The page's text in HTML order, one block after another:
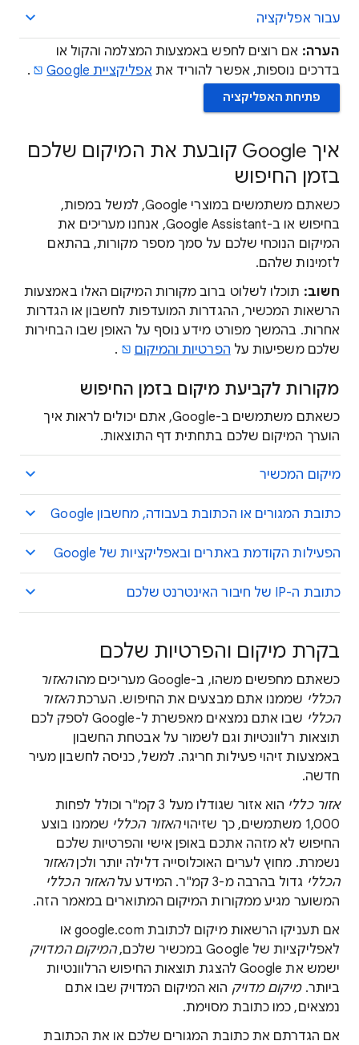
עבור אפליקציה
הערה: אם רוצים לחפש באמצעות המצלמה והקול או
בדרכים נוספות, אפשר להוריד את אפליקציית Google .
פתיחת האפליקציה
איך Google קובעת את המיקום שלכם
בזמן החיפוש
כשאתם משתמשים במוצרי Google, למשל במפות,
בחיפוש או ב-Google Assistant, אנחנו מעריכים את
המיקום הנוכחי שלכם על סמך מספר מקורות, בהתאם
לזמינות שלהם.
חשוב: תוכלו לשלוט ברוב מקורות המיקום האלו באמצעות
הרשאות המכשיר, ההגדרות המועדפות לחשבון או הגדרות
אחרות. בהמשך מפורט מידע נוסף על האופן שבו הבחירות
שלכם משפיעות על הפרטיות והמיקום .
מקורות לקביעת מיקום בזמן החיפוש
כשאתם משתמשים ב-Google, אתם יכולים לראות איך
הוערך המיקום שלכם בתחתית דף התוצאות.
מיקום המכשיר
כתובת המגורים או הכתובת בעבודה, מחשבון Google
הפעילות הקודמת באתרים ובאפליקציות של Google
כתובת ה-IP של חיבור האינטרנט שלכם
בקרת מיקום והפרטיות שלכם
כשאתם מחפשים משהו, ב-Google מעריכים מהו
האזור
הכללי שממנו אתם מבצעים את החיפוש. הערכתהאזור
הכללי
שבו אתם נמצאים מאפשרת ל-Google לספק לכם
תוצאות רלוונטיות וגם לשמור על אבטחת החשבון
באמצעות זיהוי פעילות חריגה. למשל, כניסה לחשבון מעיר
חדשה.
אזור כללי
הוא אזור שגודלו מעל 3 קמ"ר וכולל לפחות
1,000 משתמשים, כך שזיהוי
האזור הכללי שממנו בוצע
החיפוש לא מזהה אתכם באופן אישי והפרטיות שלכם
נשמרת. מחוץ לערים האוכלוסייה דלילה יותר ולכןהאזור
הכללי גדול בהרבה מ-3 קמ"ר. המידע על
האזור הכללי
המשוער מגיע ממקורות המיקום המתוארים במאמר הזה.
אם תעניקו הרשאות מיקום לכתובת google.com או
לאפליקציות של Google במכשיר שלכם,
המיקום המדויק
ישמש את Google להצגת תוצאות החיפוש הרלוונטיות
ביותר.מיקום מדויק הוא המיקום המדויק שבו אתם
נמצאים, כמו כתובת מסוימת.
אם הגדרתם את כתובת המגורים שלכם או את הכתובת